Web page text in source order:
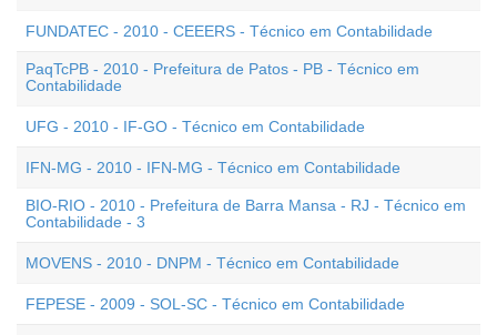
FUNDATEC - 2010 - CEEERS - Técnico em Contabilidade
PaqTcPB - 2010 - Prefeitura de Patos - PB - Técnico em
Contabilidade
UFG - 2010 - IF-GO - Técnico em Contabilidade
IFN-MG - 2010 - IFN-MG - Técnico em Contabilidade
BIO-RIO - 2010 - Prefeitura de Barra Mansa - RJ - Técnico em
Contabilidade - 3
MOVENS - 2010 - DNPM - Técnico em Contabilidade
FEPESE - 2009 - SOL-SC - Técnico em Contabilidade